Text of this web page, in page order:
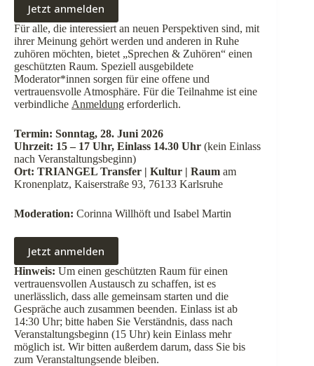
Jetzt anmelden
Für alle, die interessiert an neuen Perspektiven sind, mit
ihrer Meinung gehört werden und anderen in Ruhe
zuhören möchten, bietet „Sprechen & Zuhören“ einen
geschützten Raum. Speziell ausgebildete
Moderator*innen sorgen für eine offene und
vertrauensvolle Atmosphäre. Für die Teilnahme ist eine
verbindliche Anmeldung erforderlich.
Termin: Sonntag, 28. Juni 2026
Uhrzeit: 15 – 17 Uhr, Einlass 14.30 Uhr (kein Einlass
nach Veranstaltungsbeginn)
Ort: TRIANGEL Transfer | Kultur | Raum am
Kronenplatz, Kaiserstraße 93, 76133 Karlsruhe
Moderation: Corinna Willhöft und Isabel Martin
Jetzt anmelden
Hinweis: Um einen geschützten Raum für einen
vertrauensvollen Austausch zu schaffen, ist es
unerlässlich, dass alle gemeinsam starten und die
Gespräche auch zusammen beenden. Einlass ist ab
14:30 Uhr; bitte haben Sie Verständnis, dass nach
Veranstaltungsbeginn (15 Uhr) kein Einlass mehr
möglich ist. Wir bitten außerdem darum, dass Sie bis
zum Veranstaltungsende bleiben.